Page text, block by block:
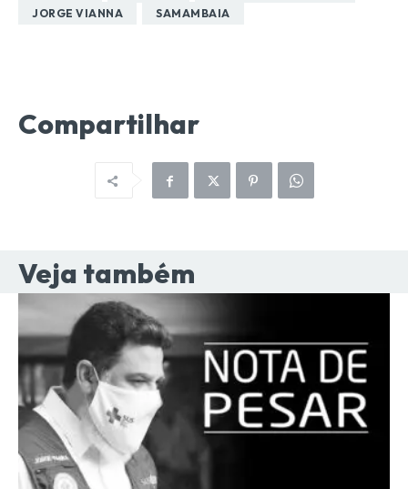
JORGE VIANNA
SAMAMBAIA
Compartilhar
Veja também